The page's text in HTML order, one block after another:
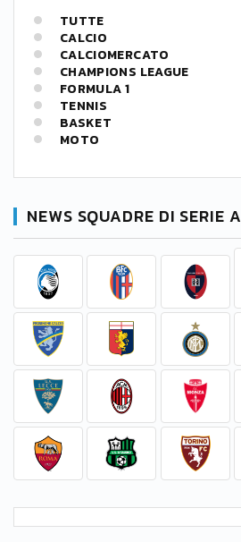
TUTTE
CALCIO
CALCIOMERCATO
CHAMPIONS LEAGUE
FORMULA 1
TENNIS
BASKET
MOTO
NEWS SQUADRE DI SERIE A